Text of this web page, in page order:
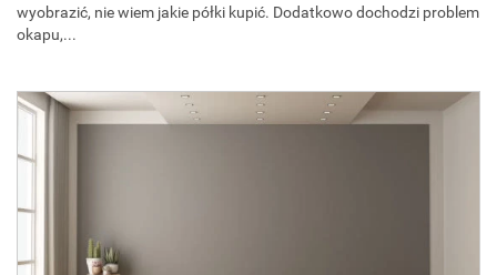
wyobrazić, nie wiem jakie półki kupić. Dodatkowo dochodzi problem
okapu,...